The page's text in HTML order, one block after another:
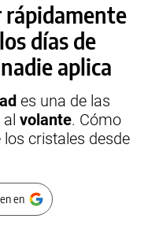
rápidamente
días de
aplica
es una de las
volante. Cómo
los cristales desde
en